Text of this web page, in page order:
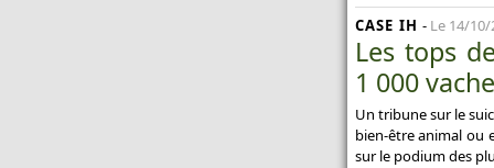
CASE IH - Le 14/10/
Les tops
1 000
Un tribune sur le
bien-être animal ou
sur le podium des